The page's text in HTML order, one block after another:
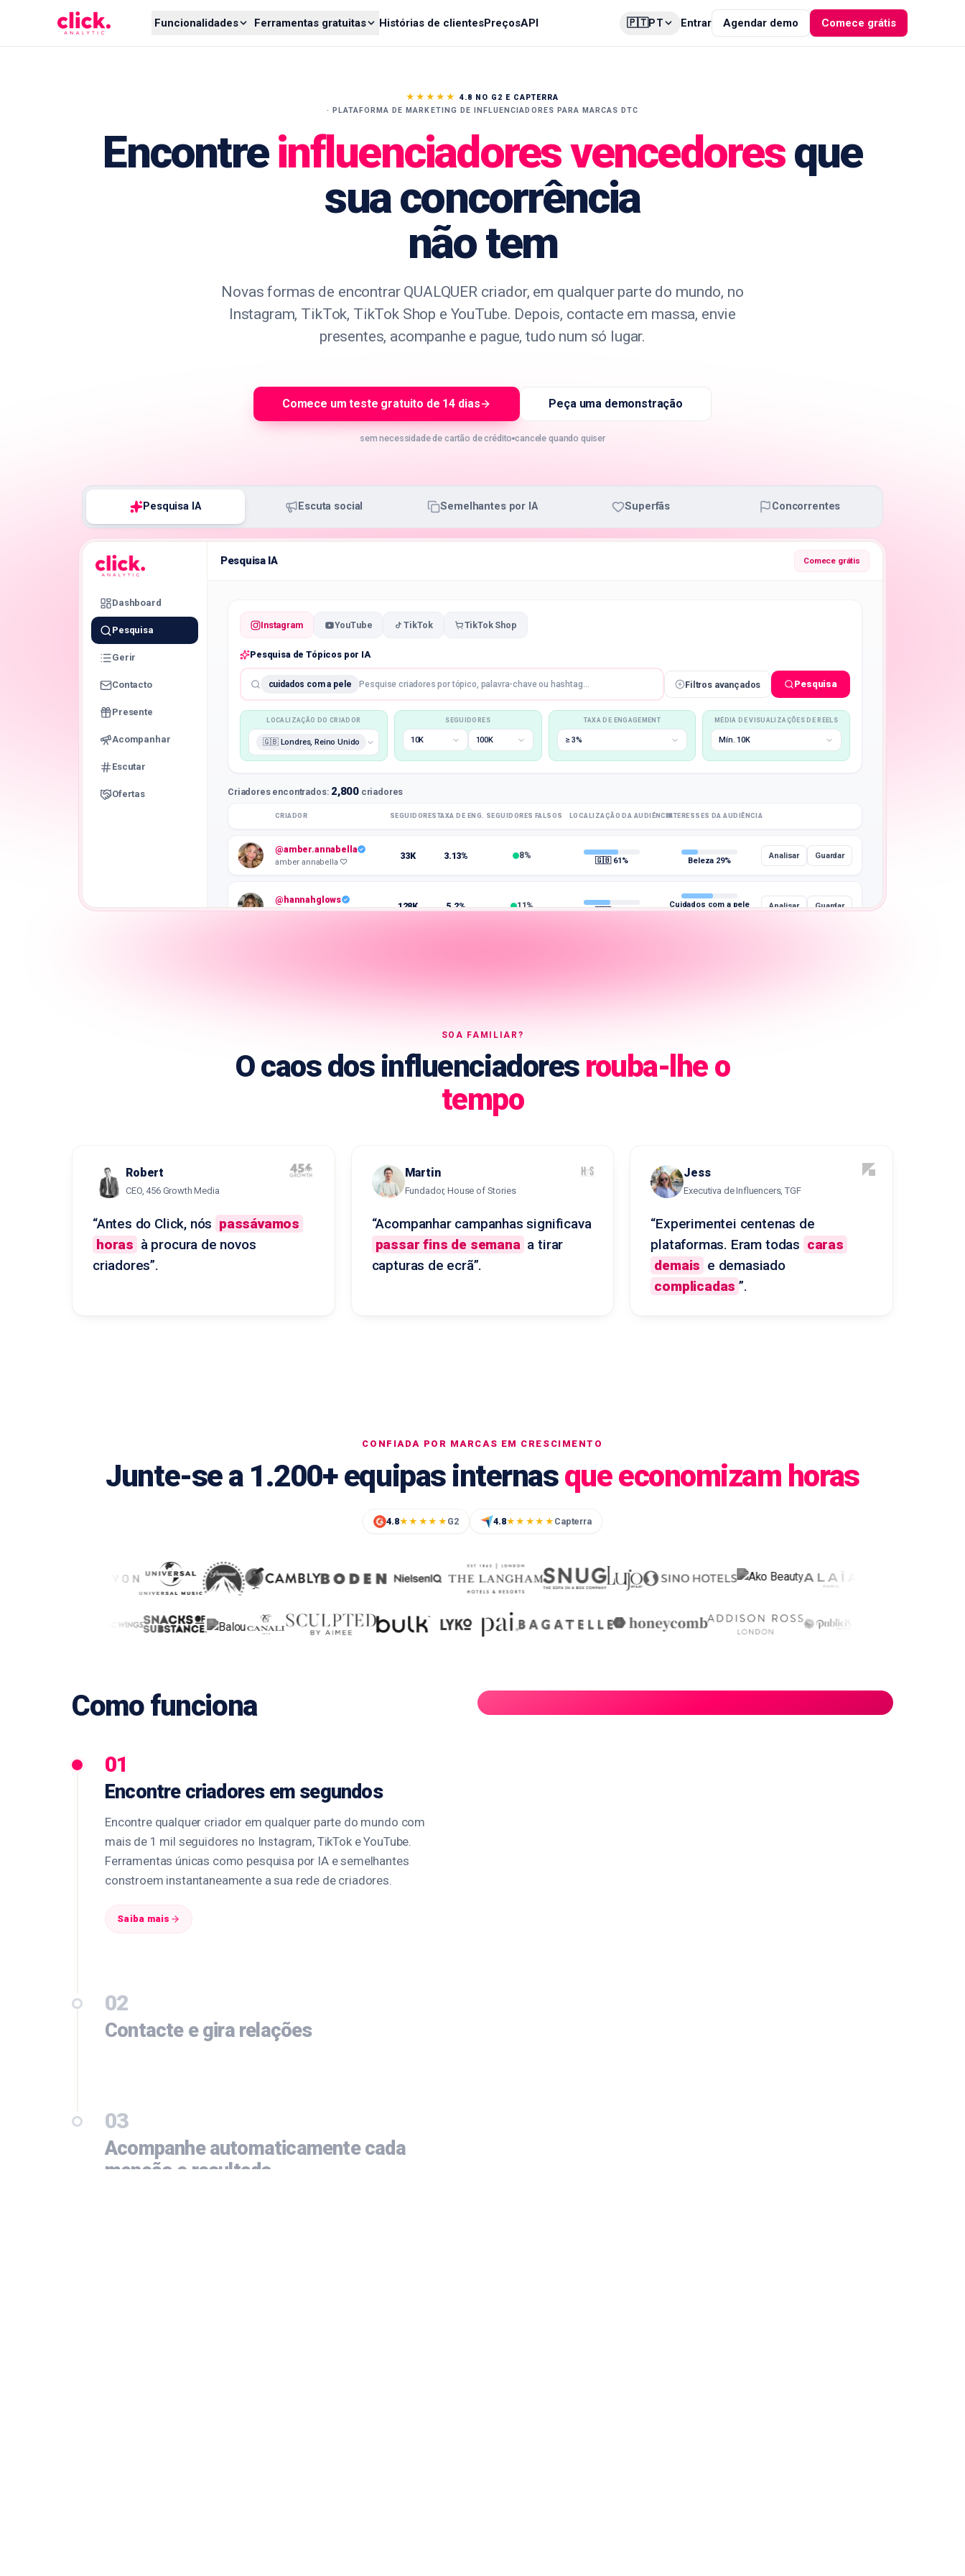
Funcionalidades Ferramentas gratuitas Histórias de clientesPreçosAPI 🇵🇹PT Entrar Agendar demo Comece grátis
★★★★★
4.8 NO G2 E CAPTERRA
· PLATAFORMA DE MARKETING DE INFLUENCIADORES PARA MARCAS DTC
Encontreinfluenciadores vencedoresque
sua concorrência
não tem
Novas formas de encontrar QUALQUER criador, em qualquer parte do mundo, no
Instagram, TikTok, TikTok Shop e YouTube. Depois, contacte em massa, envie
presentes, acompanhe e pague, tudo num só lugar.
Comece um teste gratuito de 14 dias Peça uma demonstração
sem necessidade de cartão de crédito cancele quando quiser
Pesquisa IA Escuta social Semelhantes por IA Superfãs Concorrentes
Dashboard
Pesquisa
Gerir
Contacto
Presente
Acompanhar
Escutar
Ofertas
Pesquisa IA Comece grátis
Instagram YouTube TikTok TikTok Shop
Pesquisa de Tópicos por IA
cuidados com a pele Pesquise criadores por tópico, palavra-chave ou hashtag… Filtros avançados Pesquisa
LOCALIZAÇÃO DO CRIADOR
🇬🇧 Londres, Reino Unido
SEGUIDORES
10K 100K
TAXA DE ENGAGEMENT
≥ 3%
MÉDIA DE VISUALIZAÇÕES DE REELS
Mín. 10K
Criadores encontrados: 2,800criadores
CRIADOR SEGUIDORESTAXA DE ENG. SEGUIDORES FALSOS LOCALIZAÇÃO DA AUDIÊNCIAINTERESSES DA AUDIÊNCIA
@amber.annabella
amber annabella ♡
33K 3.13% 8% 🇬🇧 61% Beleza 29%
Analisar Guardar
@hannahglows
Hannah R.
128K 5.2% 11% 🇺🇸 48%
Cuidados com a pele
Analisar Guardar
SOA FAMILIAR?
O caos dos influenciadores rouba-lhe o
tempo
Robert
CEO, 456 Growth Media
“Antes do Click, nós passávamos
horas à procura de novos
criadores”.
Martin
Fundador, House of Stories
“Acompanhar campanhas significava
passar fins de semana a tirar
capturas de ecrã”.
Jess
Executiva de Influencers, TGF
“Experimentei centenas de
plataformas. Eram todas caras
demais e demasiado
complicadas ”.
CONFIADA POR MARCAS EM CRESCIMENTO
Junte-se a 1.200+ equipas internasque economizam horas
4.8★★★★★ G2 4.8★★★★★ Capterra
Como funciona
01
Encontre criadores em segundos
Encontre qualquer criador em qualquer parte do mundo com
mais de 1 mil seguidores no Instagram, TikTok e YouTube.
Ferramentas únicas como pesquisa por IA e semelhantes
constroem instantaneamente a sua rede de criadores.
Saiba mais
02
Contacte e gira relações
03
Acompanhe automaticamente cada
menção e resultado